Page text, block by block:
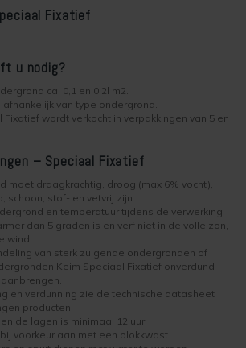
Fixatief
u nodig?
ca: 0,1 en 0,2l m2.
afhankelijk van type ondergrond.
Fixatief wordt verkocht in verpakkingen van 5 en
– Speciaal Fixatief
moet draagkrachtig, droog (max 6% vocht),
schoon, stof- en vetvrij zijn.
en temperatuur tijdens de verwerking
dan 5 graden is en verf niet in de volle zon,
wind.
van sterk zuigende ondergronden of
Keim Speciaal Fixatief onverdund
en verdunning zie de technische datasheet
producten.
de lagen is minimaal 12 uur.
voorkeur aan met een blokkwast.